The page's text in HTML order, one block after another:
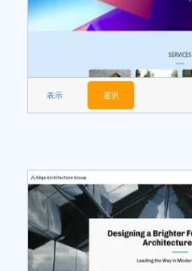
表示 選択